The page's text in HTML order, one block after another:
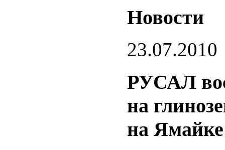
Новости
23.07.2010
РУСАЛ
на
на Ямайке